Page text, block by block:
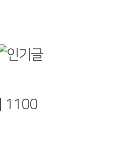
1100